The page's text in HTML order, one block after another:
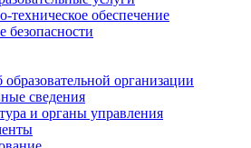
техническое обеспечение
безопасности
организации
сведения
и органы управления